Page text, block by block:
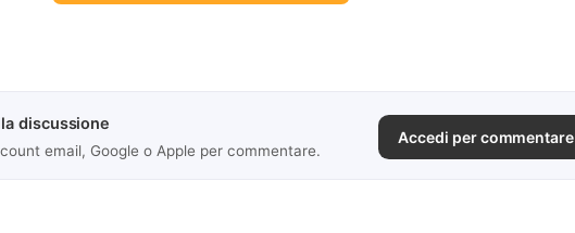
discussione
email, Google o Apple per commentare.
Accedi per commentare